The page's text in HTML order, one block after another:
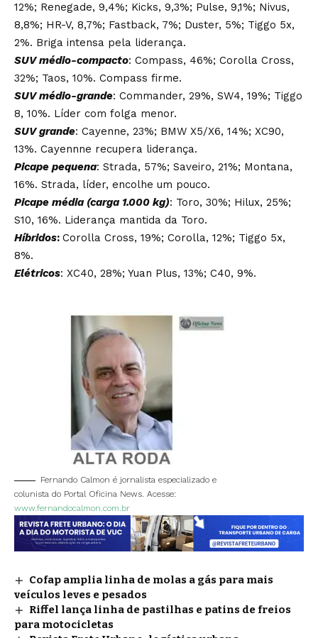
12%; Renegade, 9,4%; Kicks, 9,3%; Pulse, 9,1%; Nivus,
8,8%; HR-V, 8,7%; Fastback, 7%; Duster, 5%; Tiggo 5x,
2%. Briga intensa pela liderança.
SUV médio-compacto: Compass, 46%; Corolla Cross,
32%; Taos, 10%. Compass firme.
SUV médio-grande: Commander, 29%, SW4, 19%; Tiggo
8, 10%. Líder com folga menor.
SUV grande: Cayenne, 23%; BMW X5/X6, 14%; XC90,
13%. Cayennne recupera liderança.
Picape pequena: Strada, 57%; Saveiro, 21%; Montana,
16%. Strada, líder, encolhe um pouco.
Picape média (carga 1.000 kg): Toro, 30%; Hilux, 25%;
S10, 16%. Liderança mantida da Toro.
Híbridos: Corolla Cross, 19%; Corolla, 12%; Tiggo 5x,
8%.
Elétricos: XC40, 28%; Yuan Plus, 13%; C40, 9%.
Fernando Calmon é jornalista especializado e
colunista do Portal Oficina News. Acesse:
www.fernandocalmon.com.br
Cofap amplia linha de molas a gás para mais
veículos leves e pesados
Riffel lança linha de pastilhas e patins de freios
para motocicletas